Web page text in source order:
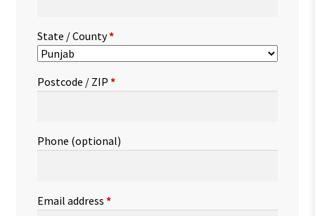
State / County*
Postcode / ZIP *
Phone (optional)
Email address *